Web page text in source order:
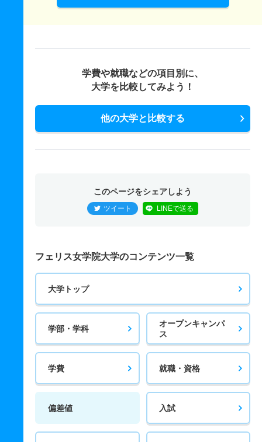
学費や就職などの項目別に、
大学を比較してみよう！
他の大学と比較する
このページをシェアしよう
ツイート LINEで送る
フェリス女学院大学のコンテンツ一覧
大学トップ
学部・学科
オープンキャンパ
ス
学費 就職・資格
偏差値 入試